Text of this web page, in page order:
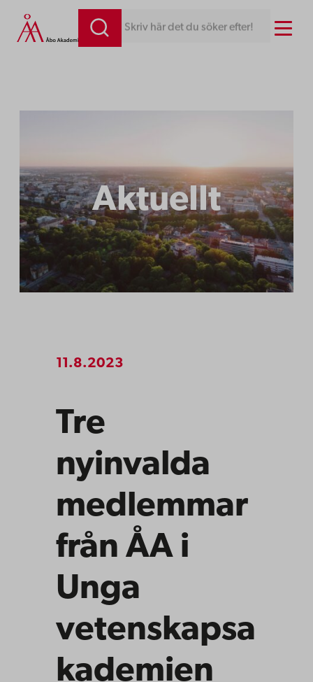
Hoppa
till
Skriv här det du söker efter! Menu
Aktuellt
11.8.2023
Tre
nyinvalda
medlemmar
från ÅA i
Unga
vetenskapsa
kademien